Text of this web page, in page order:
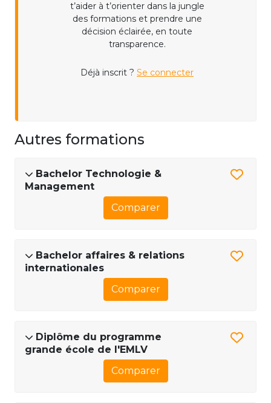
t’aider à t’orienter dans la jungle
des formations et prendre une
décision éclairée, en toute
transparence.
Déjà inscrit ? Se connecter
Autres formations
Bachelor Technologie &
Management
Comparer
Bachelor affaires & relations
internationales
Comparer
Diplôme du programme
grande école de l'EMLV
Comparer